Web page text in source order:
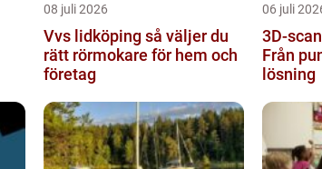
08 juli 2026
Vvs lidköping så väljer du
rätt rörmokare för hem och
företag
06 juli
3D-
Från
lösning